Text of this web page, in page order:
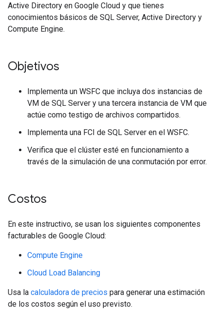
Active Directory en Google Cloud y que tienes
conocimientos básicos de SQL Server, Active Directory y
Compute Engine.
Objetivos
Implementa un WSFC que incluya dos instancias de
VM de SQL Server y una tercera instancia de VM que
actúe como testigo de archivos compartidos.
Implementa una FCI de SQL Server en el WSFC.
Verifica que el clúster esté en funcionamiento a
través de la simulación de una conmutación por error.
Costos
En este instructivo, se usan los siguientes componentes
facturables de Google Cloud:
Compute Engine
Cloud Load Balancing
Usa la calculadora de precios para generar una estimación
de los costos según el uso previsto.